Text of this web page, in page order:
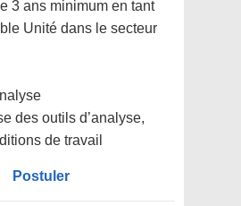
3 ans minimum en tant
Unité dans le secteur
des outils d’analyse,
de travail
Postuler